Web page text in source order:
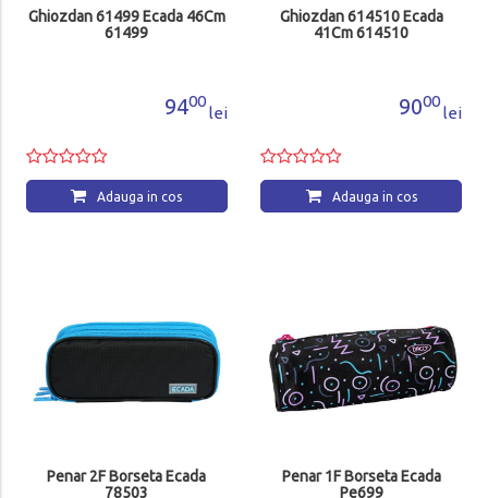
Ghiozdan 61499 Ecada 46Cm
61499
9400
lei
Adauga in cos
Ghiozdan 614510 Ecada
41Cm 614510
9000
lei
Adauga in cos
Penar 2F Borseta Ecada
78503
Penar 1F Borseta Ecada
Pe699